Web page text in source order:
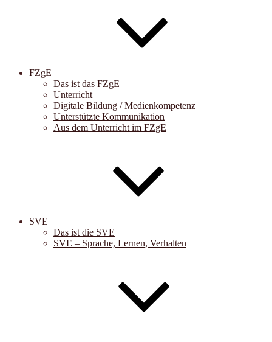
FZgE
Das ist das FZgE
Unterricht
Digitale Bildung / Medienkompetenz
Unterstützte Kommunikation
Aus dem Unterricht im FZgE
SVE
Das ist die SVE
SVE – Sprache, Lernen, Verhalten